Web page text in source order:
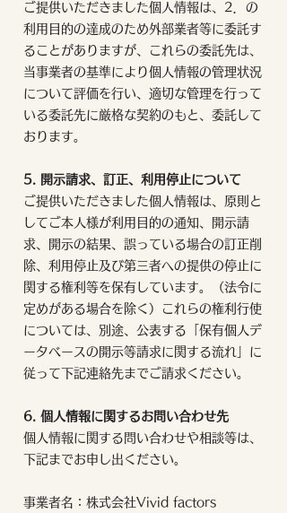
ご提供いただきました個人情報は、2．の
利用目的の達成のため外部業者等に委託す
ることがありますが、これらの委託先は、
当事業者の基準により個人情報の管理状況
について評価を行い、適切な管理を行って
いる委託先に厳格な契約のもと、委託して
おります。
5. 開示請求、訂正、利用停止について
ご提供いただきました個人情報は、原則と
してご本人様が利用目的の通知、開示請
求、開示の結果、誤っている場合の訂正削
除、利用停止及び第三者への提供の停止に
関する権利等を保有しています。（法令に
定めがある場合を除く）これらの権利行使
については、別途、公表する「保有個人デ
ータベースの開示等請求に関する流れ」に
従って下記連絡先までご請求ください。
6. 個人情報に関するお問い合わせ先
個人情報に関する問い合わせや相談等は、
下記までお申し出ください。
事業者名：株式会社Vivid factors